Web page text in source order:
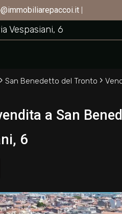
|
Vespasiani, 6
› San Benedetto del Tronto ›
a San
6